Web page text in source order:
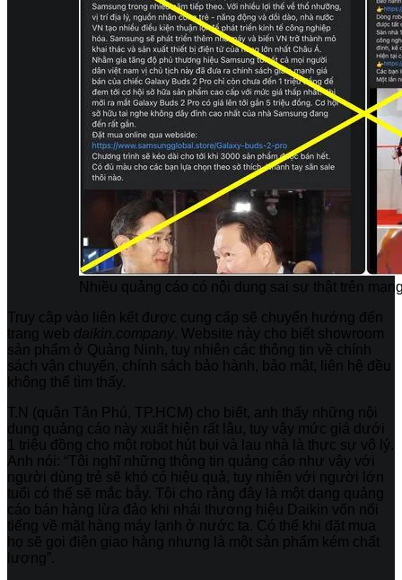
Nhiều quảng cáo có nội dung sai sự thật trên
Truy cập vào liên kết được cung cấp sẽ chuyển hướng đến
trang web daikin.company. Website này cho biết showroom
sản phẩm ở Quảng Ninh, tuy nhiên các thông tin về chính
sách vận chuyển, chính sách bảo hành, bảo mật, liên hệ đều
không thể tìm thấy.
T.N (quận Tân Phú, TP.HCM) cho biết, anh thấy những nội
dung quảng cáo này xuất hiện rất lâu, tuy vậy mức giá dưới
1 triệu đồng cho một robot hút bụi và lau nhà là thực sự vô lý.
Anh nói: “Tôi nghĩ những thông tin quảng cáo như vậy với
người dùng trẻ sẽ khó có hiệu quả, tuy nhiên với người lớn
tuổi có thể sẽ mắc bẫy. Tôi cho rằng đây là một dạng quảng
cáo bán hàng lừa đảo khi nhái thương hiệu Daikin vốn nổi
tiếng về mặt hàng máy lạnh ở nước ta. Có thể khi đặt mua
họ sẽ gọi điện giao hàng nhưng là một sản phẩm kém chất
lượng”.